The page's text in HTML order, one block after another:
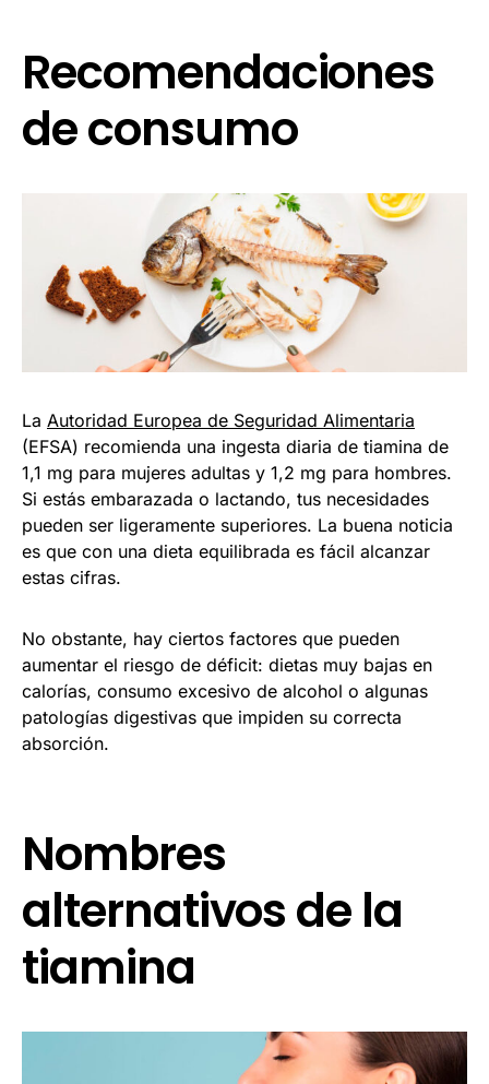
Recomendaciones
de consumo
La Autoridad Europea de Seguridad Alimentaria
(EFSA) recomienda una ingesta diaria de tiamina de
1,1 mg para mujeres adultas y 1,2 mg para hombres.
Si estás embarazada o lactando, tus necesidades
pueden ser ligeramente superiores. La buena noticia
es que con una dieta equilibrada es fácil alcanzar
estas cifras.
No obstante, hay ciertos factores que pueden
aumentar el riesgo de déficit: dietas muy bajas en
calorías, consumo excesivo de alcohol o algunas
patologías digestivas que impiden su correcta
absorción.
Nombres
alternativos de la
tiamina